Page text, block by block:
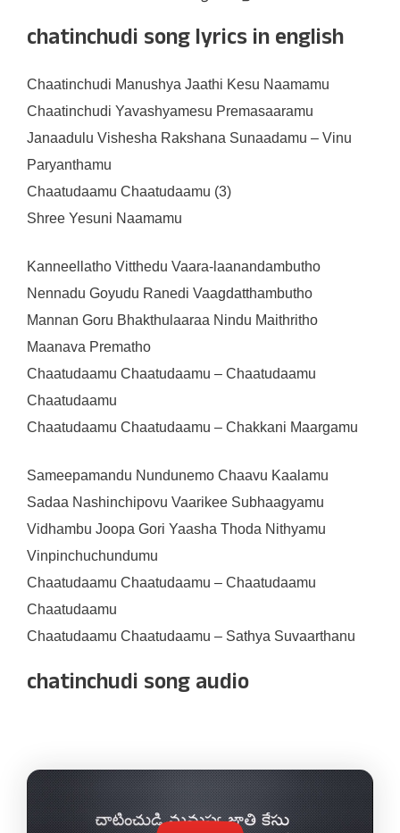
chatinchudi song lyrics in english
Chaatinchudi Manushya Jaathi Kesu Naamamu
Chaatinchudi Yavashyamesu Premasaaramu
Janaadulu Vishesha Rakshana Sunaadamu – Vinu
Paryanthamu
Chaatudaamu Chaatudaamu (3)
Shree Yesuni Naamamu
Kanneellatho Vitthedu Vaara-laanandambutho
Nennadu Goyudu Ranedi Vaagdatthambutho
Mannan Goru Bhakthulaaraa Nindu Maithritho
Maanava Prematho
Chaatudaamu Chaatudaamu – Chaatudaamu
Chaatudaamu
Chaatudaamu Chaatudaamu – Chakkani Maargamu
Sameepamandu Nundunemo Chaavu Kaalamu
Sadaa Nashinchipovu Vaarikee Subhaagyamu
Vidhambu Joopa Gori Yaasha Thoda Nithyamu
Vinpinchuchundumu
Chaatudaamu Chaatudaamu – Chaatudaamu
Chaatudaamu
Chaatudaamu Chaatudaamu – Sathya Suvaarthanu
chatinchudi song audio